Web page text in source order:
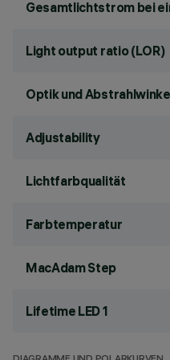
Gesamtlichtstrom bei
Light output ratio (LOR)
Optik und
Adjustability
Lichtfarbqualität
Farbtemperatur
MacAdam Step
Lifetime LED 1